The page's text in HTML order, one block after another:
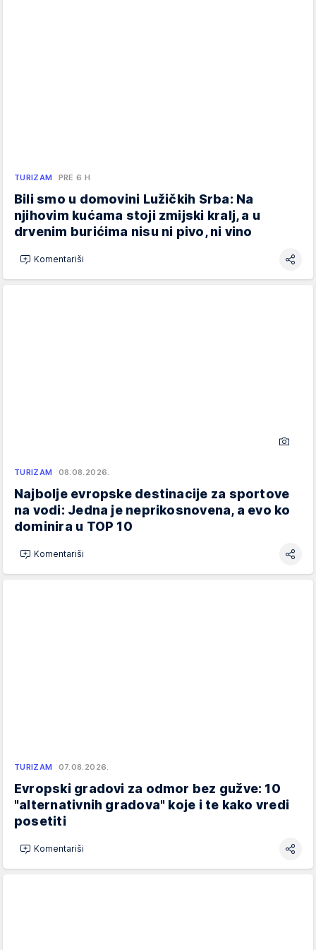
TURIZAM PRE 6 H
Bili smo u domovini Lužičkih Srba: Na
njihovim kućama stoji zmijski kralj, a u
drvenim burićima nisu ni pivo, ni vino
Komentariši
TURIZAM 08.08.2026.
Najbolje evropske destinacije za sportove
na vodi: Jedna je neprikosnovena, a evo ko
dominira u TOP 10
Komentariši
TURIZAM 07.08.2026.
Evropski gradovi za odmor bez gužve: 10
"alternativnih gradova" koje i te kako vredi
posetiti
Komentariši